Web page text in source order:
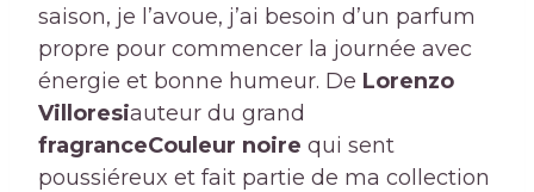
saison, je l’avoue, j’ai besoin d’un parfum
propre pour commencer la journée avec
énergie et bonne humeur. De Lorenzo
Villoresiauteur du grand
fragranceCouleur noire qui sent
poussiéreux et fait partie de ma collection